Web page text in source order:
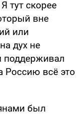
тут скорее
вне
или
дух не
поддерживал
Россию всё это
был